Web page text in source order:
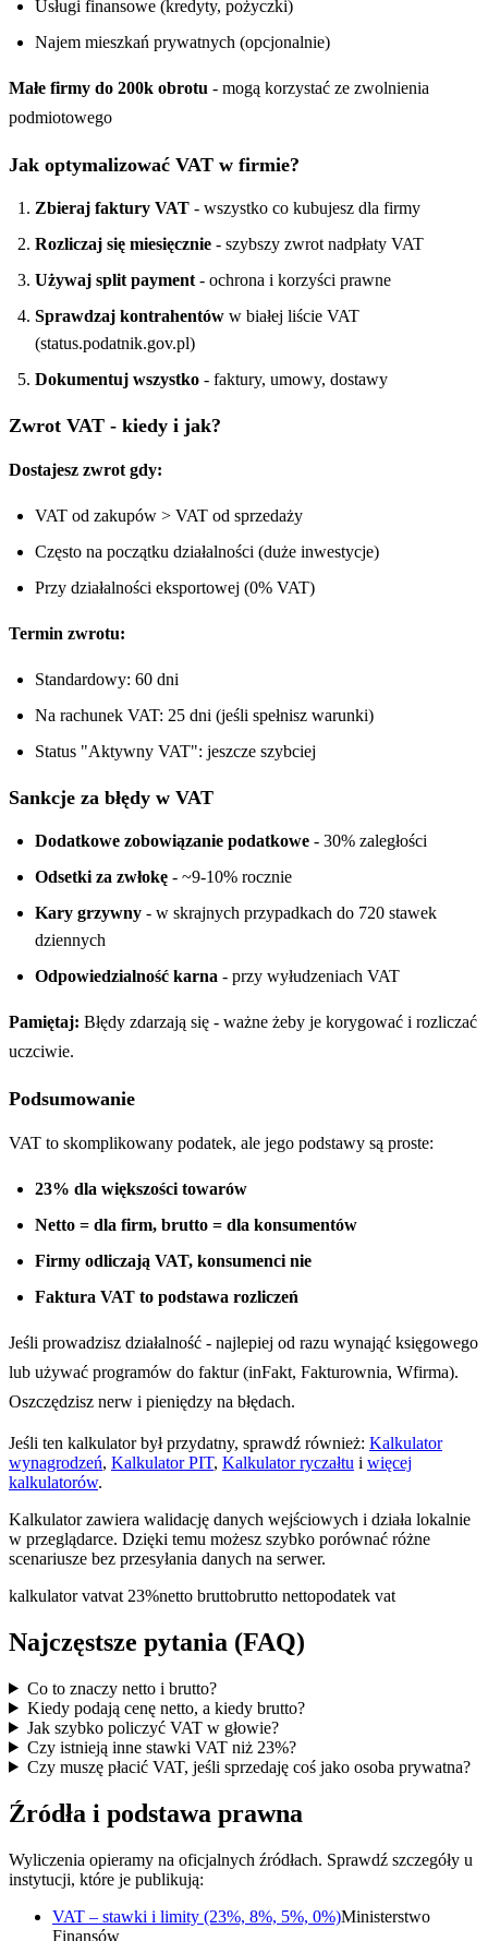
Usługi finansowe (kredyty, pożyczki)
Najem mieszkań prywatnych (opcjonalnie)
Małe firmy do 200k obrotu - mogą korzystać ze zwolnienia
podmiotowego
Jak optymalizować VAT w firmie?
Zbieraj faktury VAT - wszystko co kubujesz dla firmy
Rozliczaj się miesięcznie - szybszy zwrot nadpłaty VAT
Używaj split payment - ochrona i korzyści prawne
Sprawdzaj kontrahentów w białej liście VAT
(status.podatnik.gov.pl)
Dokumentuj wszystko - faktury, umowy, dostawy
Zwrot VAT - kiedy i jak?
Dostajesz zwrot gdy:
VAT od zakupów > VAT od sprzedaży
Często na początku działalności (duże inwestycje)
Przy działalności eksportowej (0% VAT)
Termin zwrotu:
Standardowy: 60 dni
Na rachunek VAT: 25 dni (jeśli spełnisz warunki)
Status "Aktywny VAT": jeszcze szybciej
Sankcje za błędy w VAT
Dodatkowe zobowiązanie podatkowe - 30% zaległości
Odsetki za zwłokę - ~9-10% rocznie
Kary grzywny - w skrajnych przypadkach do 720 stawek
dziennych
Odpowiedzialność karna - przy wyłudzeniach VAT
Pamiętaj: Błędy zdarzają się - ważne żeby je korygować i rozliczać
uczciwie.
Podsumowanie
VAT to skomplikowany podatek, ale jego podstawy są proste:
23% dla większości towarów
Netto = dla firm, brutto = dla konsumentów
Firmy odliczają VAT, konsumenci nie
Faktura VAT to podstawa rozliczeń
Jeśli prowadzisz działalność - najlepiej od razu wynająć księgowego
lub używać programów do faktur (inFakt, Fakturownia, Wfirma).
Oszczędzisz nerw i pieniędzy na błędach.
Jeśli ten kalkulator był przydatny, sprawdź również: Kalkulator
wynagrodzeń, Kalkulator PIT, Kalkulator ryczałtu i więcej
kalkulatorów.
Kalkulator zawiera walidację danych wejściowych i działa lokalnie
w przeglądarce. Dzięki temu możesz szybko porównać różne
scenariusze bez przesyłania danych na serwer.
kalkulator vatvat 23%netto bruttobrutto nettopodatek vat
Najczęstsze pytania (FAQ)
Co to znaczy netto i brutto?
Kiedy podają cenę netto, a kiedy brutto?
Jak szybko policzyć VAT w głowie?
Czy istnieją inne stawki VAT niż 23%?
Czy muszę płacić VAT, jeśli sprzedaję coś jako osoba prywatna?
Źródła i podstawa prawna
Wyliczenia opieramy na oficjalnych źródłach. Sprawdź szczegóły u
instytucji, które je publikują:
VAT – stawki i limity (23%, 8%, 5%, 0%)Ministerstwo
Finansów